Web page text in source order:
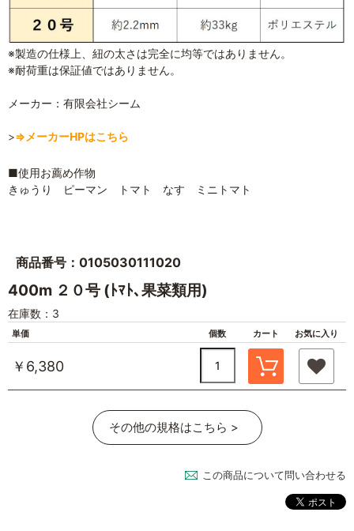
※製造の仕様上、紐の太さは完全に均等ではありません。
※耐荷重は保証値ではありません。
メーカー：有限会社シーム
>⇒メーカーHPはこちら
■使用お薦め作物
きゅうり ピーマン トマト なす ミニトマト
商品番号：0105030111020
400m ２０号 (ﾄﾏﾄ､果菜類用)
在庫数：3
単価 個数 カート お気に入り
￥6,380
その他の規格はこちら >
この商品について問い合わせる